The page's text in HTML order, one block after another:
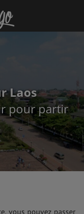
Laos
pour partir
vous pouvez passer